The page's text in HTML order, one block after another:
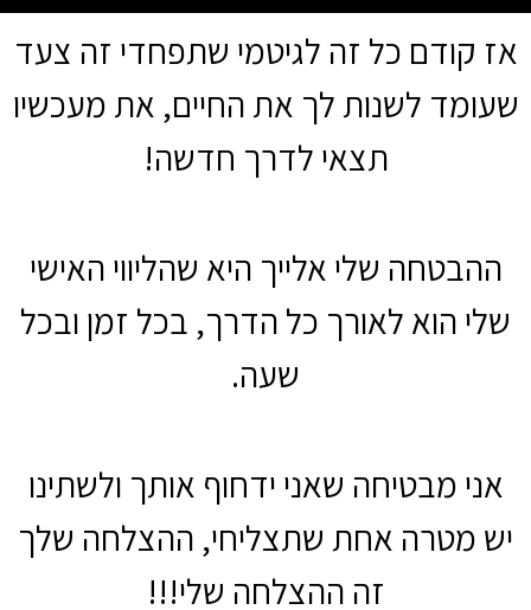
אז קודם כל זה לגיטמי שתפחדי זה צעד
שעומד לשנות לך את החיים, את מעכשיו
תצאי לדרך חדשה!
ההבטחה שלי אלייך היא שהליווי האישי
שלי הוא לאורך כל הדרך, בכל זמן ובכל
שעה.
אני מבטיחה שאני ידחוף אותך ולשתינו
יש מטרה אחת שתצליחי, ההצלחה שלך
זה ההצלחה שלי!!!